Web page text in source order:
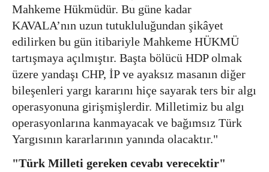
Mahkeme Hükmüdür. Bu güne kadar
KAVALA’nın uzun tutukluluğundan şikâyet
edilirken bu gün itibariyle Mahkeme HÜKMÜ
tartışmaya açılmıştır. Başta bölücü HDP olmak
üzere yandaşı CHP, İP ve ayaksız masanın diğer
bileşenleri yargı kararını hiçe sayarak ters bir algı
operasyonuna girişmişlerdir. Milletimiz bu algı
operasyonlarına kanmayacak ve bağımsız Türk
Yargısının kararlarının yanında olacaktır."
"Türk Milleti gereken cevabı verecektir"